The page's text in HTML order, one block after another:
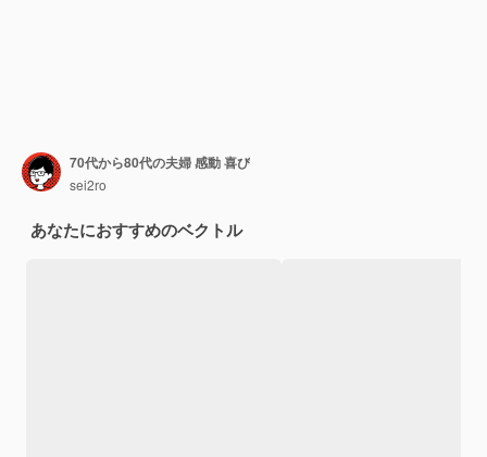
70代から80代の夫婦 感動 喜び
sei2ro
あなたにおすすめのベクトル